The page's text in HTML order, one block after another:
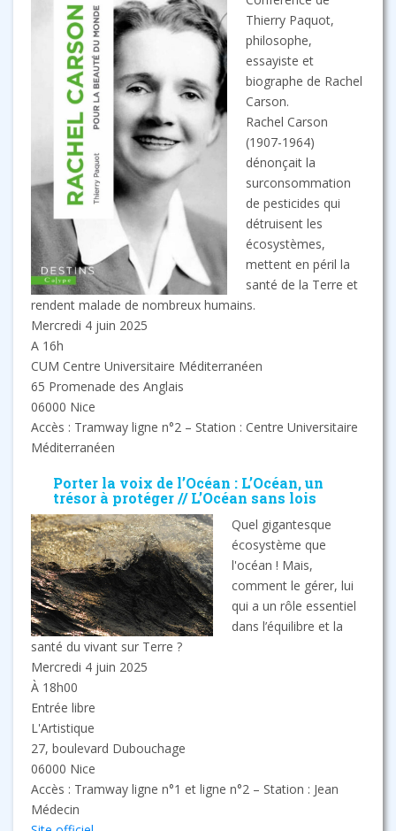
Thierry Paquot,
philosophe,
essayiste et
biographe de Rachel
Carson.
Rachel Carson
(1907-1964)
dénonçait la
surconsommation
de pesticides qui
détruisent les
écosystèmes,
mettent en péril la
santé de la Terre et
rendent malade de nombreux humains.
Mercredi 4 juin 2025
A 16h
CUM Centre Universitaire Méditerranéen
65 Promenade des Anglais
06000 Nice
Accès : Tramway ligne n°2 – Station : Centre Universitaire
Méditerranéen
Porter la voix de l’Océan : L’Océan, un
trésor à protéger // L’Océan sans lois
Quel gigantesque
écosystème que
l'océan ! Mais,
comment le gérer, lui
qui a un rôle essentiel
dans l’équilibre et la
santé du vivant sur Terre ?
Mercredi 4 juin 2025
À 18h00
Entrée libre
L'Artistique
27, boulevard Dubouchage
06000 Nice
Accès : Tramway ligne n°1 et ligne n°2 – Station : Jean
Médecin